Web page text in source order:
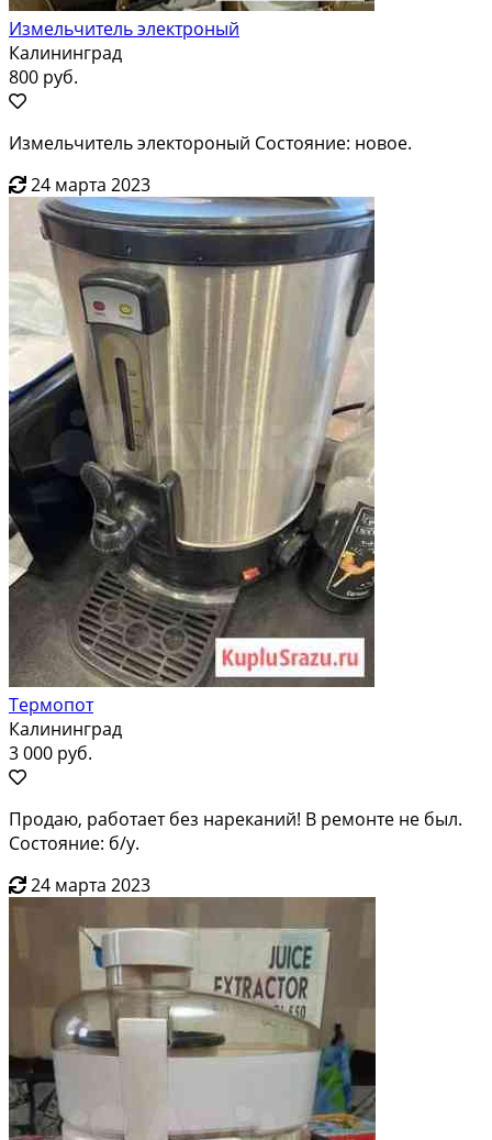
Измельчитель электроный
Калининград
800 руб.
Измельчитель электороный Состояние: новое.
24 марта 2023
Термопот
Калининград
3 000 руб.
Продаю, работает без нареканий! В ремонте не был.
Состояние: б/у.
24 марта 2023